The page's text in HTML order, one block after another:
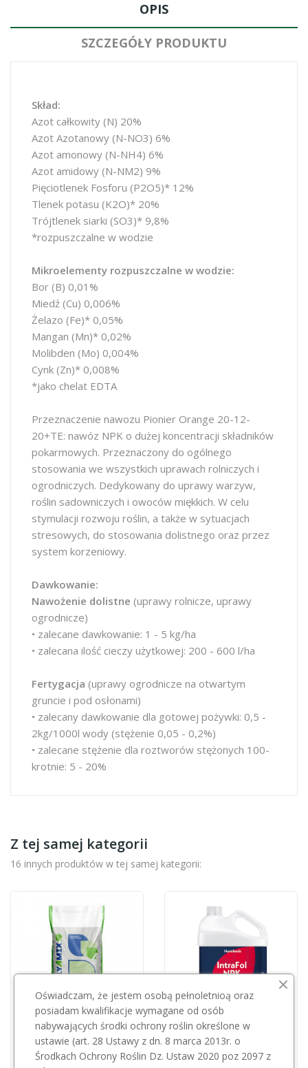
OPIS
SZCZEGÓŁY PRODUKTU
Skład:
Azot całkowity (N) 20%
Azot Azotanowy (N-NO3) 6%
Azot amonowy (N-NH4) 6%
Azot amidowy (N-NM2) 9%
Pięciotlenek Fosforu (P2O5)* 12%
Tlenek potasu (K2O)* 20%
Trójtlenek siarki (SO3)* 9,8%
*rozpuszczalne w wodzie
Mikroelementy rozpuszczalne w wodzie:
Bor (B) 0,01%
Miedź (Cu) 0,006%
Żelazo (Fe)* 0,05%
Mangan (Mn)* 0,02%
Molibden (Mo) 0,004%
Cynk (Zn)* 0,008%
*jako chelat EDTA
Przeznaczenie nawozu Pionier Orange 20-12-
20+TE: nawóz NPK o dużej koncentracji składników
pokarmowych. Przeznaczony do ogólnego
stosowania we wszystkich uprawach rolniczych i
ogrodniczych. Dedykowany do uprawy warzyw,
roślin sadowniczych i owoców miękkich. W celu
stymulacji rozwoju roślin, a także w sytuacjach
stresowych, do stosowania dolistnego oraz przez
system korzeniowy.
Dawkowanie:
Nawożenie dolistne (uprawy rolnicze, uprawy
ogrodnicze)
• zalecane dawkowanie: 1 - 5 kg/ha
• zalecana ilość cieczy użytkowej: 200 - 600 l/ha
Fertygacja (uprawy ogrodnicze na otwartym
gruncie i pod osłonami)
• zalecany dawkowanie dla gotowej pożywki: 0,5 -
2kg/1000l wody (stężenie 0,05 - 0,2%)
• zalecane stężenie dla roztworów stężonych 100-
krotnie: 5 - 20%
Z tej samej kategorii
16 innych produktów w tej samej kategorii:
NPK Polyamix 20-20-20 25kg
SZAŁAS AGRO
Intrafol NPK 5l
Oświadczam, że jestem osobą pełnoletnioą oraz
posiadam kwalifikacje wymagane od osób
nabywających środki ochrony roślin określone w
ustawie (art. 28 Ustawy z dn. 8 marca 2013r. o
Środkach Ochrony Roślin Dz. Ustaw 2020 poz 2097 z